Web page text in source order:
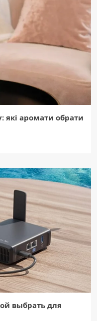
які аромати обрати
выбрать для